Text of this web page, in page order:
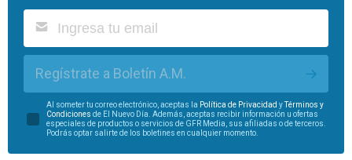
Regístrate a Boletín A.M.
Al someter tu correo electrónico, aceptas la Política de Privacidad y
Términos y
Condiciones de El Nuevo Día. Además, aceptas recibir información u ofertas
especiales de productos o servicios de GFR Media, sus afiliadas o de terceros.
Podrás optar salirte de los boletines en cualquier momento.